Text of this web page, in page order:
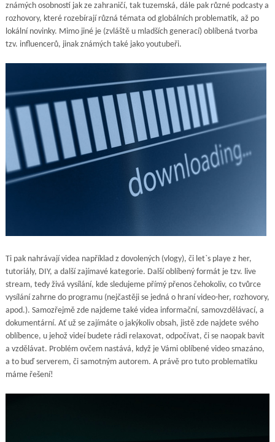
známých osobností jak ze zahraničí, tak tuzemská, dále pak různé podcasty a
rozhovory, které rozebírají různá témata od globálních problematik, až po
lokální novinky. Mimo jiné je (zvláště u mladších generací) oblíbená tvorba
tzv. influencerů, jinak známých také jako youtubeři.
Ti pak nahrávají videa například z dovolených (vlogy), či let`s playe z her,
tutoriály, DIY, a další zajímavé kategorie. Další oblíbený formát je tzv. live
stream, tedy živá vysílání, kde sledujeme přímý přenos čehokoliv, co tvůrce
vysílání zahrne do programu (nejčastěji se jedná o hraní video-her, rozhovory,
apod.). Samozřejmě zde najdeme také videa informační, samovzdělávací, a
dokumentární. Ať už se zajímáte o jakýkoliv obsah, jistě zde najdete svého
oblíbence, u jehož videí budete rádi relaxovat, odpočívat, či se naopak bavit
a vzdělávat. Problém ovčem nastává, když je Vámi oblíbené video smazáno,
a to buď serverem, či samotným autorem. A právě pro tuto problematiku
máme řešení!